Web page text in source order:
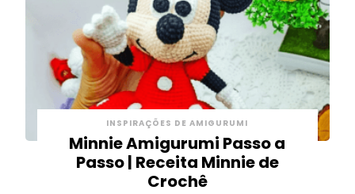
INSPIRAÇÕES DE AMIGURUMI
Minnie Amigurumi Passo a
Passo | Receita Minnie de
Crochê